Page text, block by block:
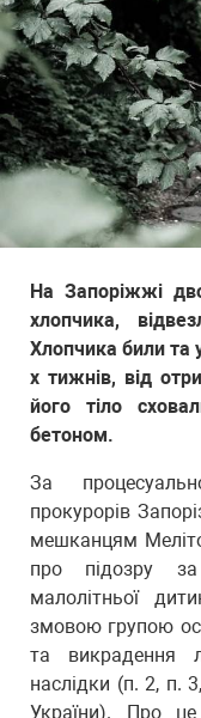
На Запоріжжі
хлопчика,
Хлопчика били та
х тижнів, від
його тіло
бетоном.
За
прокурорів
мешканцям
про підозру
малолітньої
змовою групою
та викрадення
наслідки (п. 2, п.
України). Про